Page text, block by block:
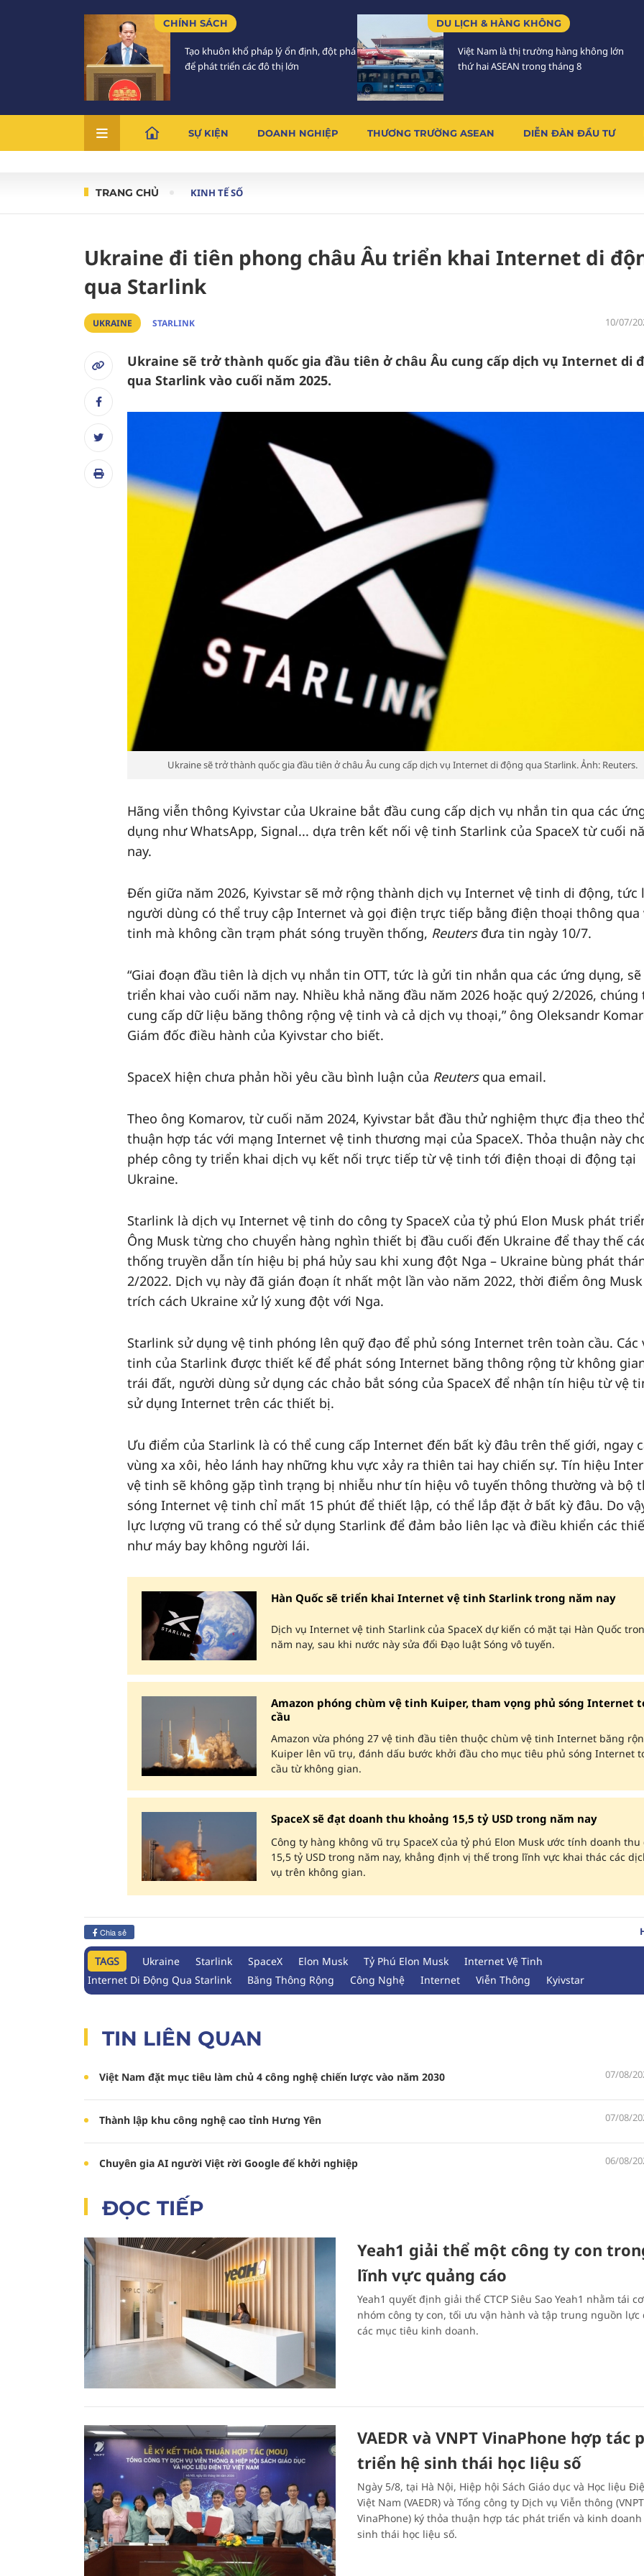
CHÍNH SÁCH
Tạo khuôn khổ pháp lý ổn định, đột phá
để phát triển các đô thị lớn
DU LỊCH & HÀNG KHÔNG
Việt Nam là thị trường hàng không lớn
thứ hai ASEAN trong tháng 8
SỰ KIỆN DOANH NGHIỆP THƯƠNG TRƯỜNG ASEAN DIỄN ĐÀN ĐẦU TƯ
TRANG CHỦ KINH TẾ SỐ
Ukraine đi tiên phong châu Âu triển khai Internet di
qua Starlink
UKRAINE STARLINK 10/07/
Ukraine sẽ trở thành quốc gia đầu tiên ở châu Âu cung cấp dịch vụ Internet di
qua Starlink vào cuối năm 2025.
Ukraine sẽ trở thành quốc gia đầu tiên ở châu Âu cung cấp dịch vụ Internet di động qua Starlink. Ảnh: Reuters.
Hãng viễn thông Kyivstar của Ukraine bắt đầu cung cấp dịch vụ nhắn tin qua các
dụng như WhatsApp, Signal... dựa trên kết nối vệ tinh Starlink của SpaceX từ cuối
nay.
Đến giữa năm 2026, Kyivstar sẽ mở rộng thành dịch vụ Internet vệ tinh di động, tức
người dùng có thể truy cập Internet và gọi điện trực tiếp bằng điện thoại thông qua
tinh mà không cần trạm phát sóng truyền thống, Reutersđưa tin ngày 10/7.
“Giai đoạn đầu tiên là dịch vụ nhắn tin OTT, tức là gửi tin nhắn qua các ứng dụng,
triển khai vào cuối năm nay. Nhiều khả năng đầu năm 2026 hoặc quý 2/2026, chúng
cung cấp dữ liệu băng thông rộng vệ tinh và cả dịch vụ thoại,” ông Oleksandr
Giám đốc điều hành của Kyivstar cho biết.
SpaceX hiện chưa phản hồi yêu cầu bình luận của Reutersqua email.
Theo ông Komarov, từ cuối năm 2024, Kyivstar bắt đầu thử nghiệm thực địa theo
thuận hợp tác với mạng Internet vệ tinh thương mại của SpaceX. Thỏa thuận này
phép công ty triển khai dịch vụ kết nối trực tiếp từ vệ tinh tới điện thoại di động tại
Ukraine.
Starlink là dịch vụ Internet vệ tinh do công ty SpaceX của tỷ phú Elon Musk phát
Ông Musk từng cho chuyển hàng nghìn thiết bị đầu cuối đến Ukraine để thay thế
thống truyền dẫn tín hiệu bị phá hủy sau khi xung đột Nga – Ukraine bùng phát
2/2022. Dịch vụ này đã gián đoạn ít nhất một lần vào năm 2022, thời điểm ông
trích cách Ukraine xử lý xung đột với Nga.
Starlink sử dụng vệ tinh phóng lên quỹ đạo để phủ sóng Internet trên toàn cầu. Các
tinh của Starlink được thiết kế để phát sóng Internet băng thông rộng từ không
trái đất, người dùng sử dụng các chảo bắt sóng của SpaceX để nhận tín hiệu từ vệ
sử dụng Internet trên các thiết bị.
Ưu điểm của Starlink là có thể cung cấp Internet đến bất kỳ đâu trên thế giới, ngay
vùng xa xôi, hẻo lánh hay những khu vực xảy ra thiên tai hay chiến sự. Tín hiệu
vệ tinh sẽ không gặp tình trạng bị nhiễu như tín hiệu vô tuyến thông thường và bộ
sóng Internet vệ tinh chỉ mất 15 phút để thiết lập, có thể lắp đặt ở bất kỳ đâu. Do
lực lượng vũ trang có thể sử dụng Starlink để đảm bảo liên lạc và điều khiển các
như máy bay không người lái.
Hàn Quốc sẽ triển khai Internet vệ tinh Starlink trong năm nay
Dịch vụ Internet vệ tinh Starlink của SpaceX dự kiến có mặt tại Hàn Quốc
năm nay, sau khi nước này sửa đổi Đạo luật Sóng vô tuyến.
Amazon phóng chùm vệ tinh Kuiper, tham vọng phủ sóng Internet
cầu
Amazon vừa phóng 27 vệ tinh đầu tiên thuộc chùm vệ tinh Internet băng
Kuiper lên vũ trụ, đánh dấu bước khởi đầu cho mục tiêu phủ sóng Internet
cầu từ không gian.
SpaceX sẽ đạt doanh thu khoảng 15,5 tỷ USD trong năm nay
Công ty hàng không vũ trụ SpaceX của tỷ phú Elon Musk ước tính doanh thu
15,5 tỷ USD trong năm nay, khẳng định vị thế trong lĩnh vực khai thác các
vụ trên không gian.
Chia sẻ
TAGS Ukraine Starlink SpaceX Elon Musk Tỷ Phú Elon Musk
Internet Vệ Tinh
Internet Di Động Qua Starlink
Băng Thông Rộng Công Nghệ Internet Viễn Thông Kyivstar
TIN LIÊN QUAN
Việt Nam đặt mục tiêu làm chủ 4 công nghệ chiến lược vào năm 2030 07/08/
Thành lập khu công nghệ cao tỉnh Hưng Yên 07/08/
Chuyên gia AI người Việt rời Google để khởi nghiệp 06/08/
ĐỌC TIẾP
Yeah1 giải thể một công ty con
lĩnh vực quảng cáo
Yeah1 quyết định giải thể CTCP Siêu Sao Yeah1 nhằm tái
nhóm công ty con, tối ưu vận hành và tập trung nguồn lực
các mục tiêu kinh doanh.
VAEDR và VNPT VinaPhone hợp tác
triển hệ sinh thái học liệu số
Ngày 5/8, tại Hà Nội, Hiệp hội Sách Giáo dục và Học liệu
Việt Nam (VAEDR) và Tổng công ty Dịch vụ Viễn thông (VNPT
VinaPhone) ký thỏa thuận hợp tác phát triển và kinh
sinh thái học liệu số.